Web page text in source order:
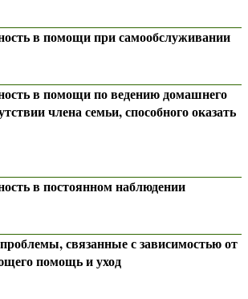
в помощи при самообслуживании
в помощи по ведению домашнего
члена семьи, способного оказать
в постоянном наблюдении
связанные с зависимостью от
помощь и уход